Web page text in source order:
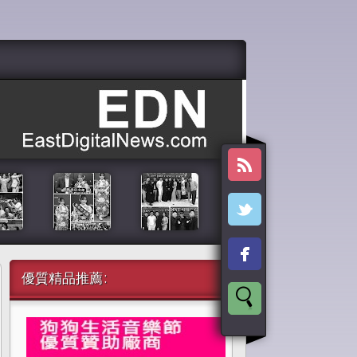
優質精品推薦: